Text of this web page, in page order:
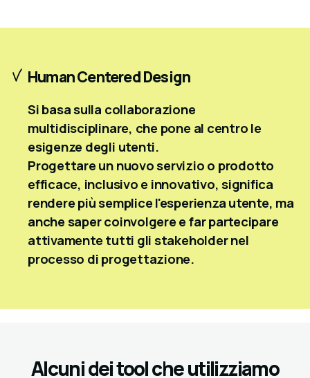
Human Centered Design
Si basa sulla collaborazione
multidisciplinare, che pone al centro le
esigenze degli utenti.
Progettare un nuovo servizio o prodotto
efficace, inclusivo e innovativo, significa
rendere più semplice l'esperienza utente, ma
anche saper coinvolgere e far partecipare
attivamente tutti gli stakeholder nel
processo di progettazione.
Alcuni dei tool che utilizziamo